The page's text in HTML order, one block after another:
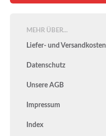
MEHR ÜBER...
Liefer- und Versandkosten
Datenschutz
Unsere AGB
Impressum
Index